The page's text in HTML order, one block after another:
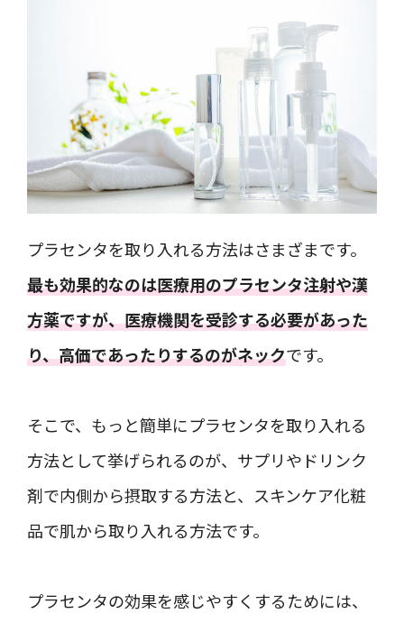
プラセンタを取り入れる方法はさまざまです。
最も効果的なのは医療用のプラセンタ注射や漢
方薬ですが、医療機関を受診する必要があった
り、高価であったりするのがネックです。
そこで、もっと簡単にプラセンタを取り入れる
方法として挙げられるのが、サプリやドリンク
剤で内側から摂取する方法と、スキンケア化粧
品で肌から取り入れる方法です。
プラセンタの効果を感じやすくするためには、